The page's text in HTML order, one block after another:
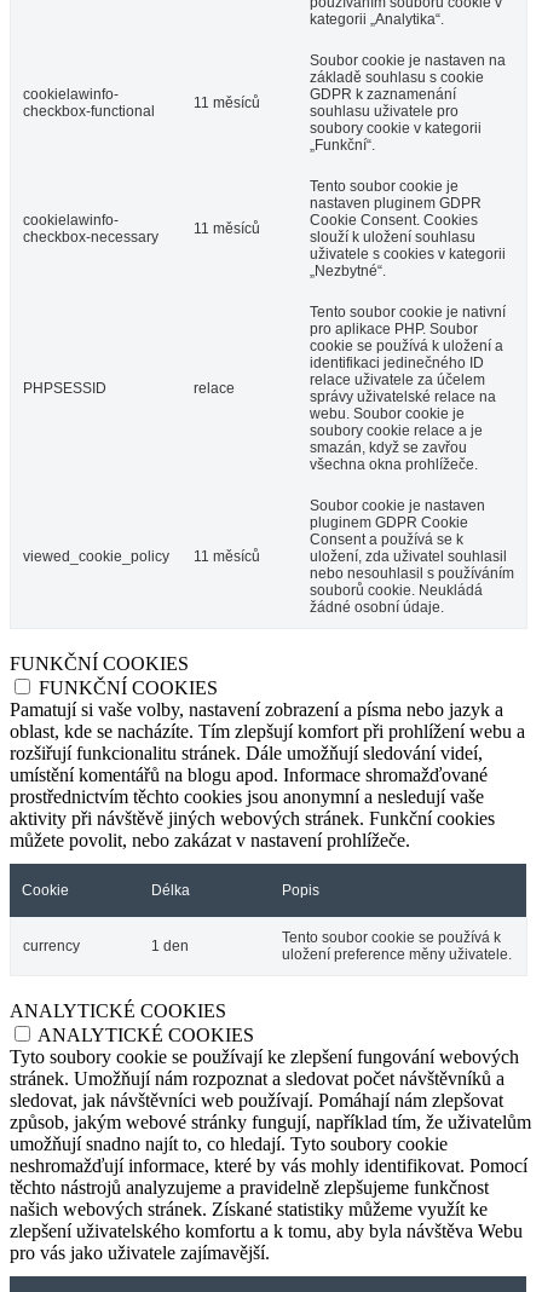
kategorii „Analytika“.
cookielawinfo-
checkbox-functional
11 měsíců
Soubor cookie je nastaven na
základě souhlasu s cookie
GDPR k zaznamenání
souhlasu uživatele pro
soubory cookie v kategorii
„Funkční“.
cookielawinfo-
checkbox-necessary
11 měsíců
Tento soubor cookie je
nastaven pluginem GDPR
Cookie Consent. Cookies
slouží k uložení souhlasu
uživatele s cookies v kategorii
„Nezbytné“.
PHPSESSID relace
Tento soubor cookie je nativní
pro aplikace PHP. Soubor
cookie se používá k uložení a
identifikaci jedinečného ID
relace uživatele za účelem
správy uživatelské relace na
webu. Soubor cookie je
soubory cookie relace a je
smazán, když se zavřou
všechna okna prohlížeče.
viewed_cookie_policy 11 měsíců
Soubor cookie je nastaven
pluginem GDPR Cookie
Consent a používá se k
uložení, zda uživatel souhlasil
nebo nesouhlasil s používáním
souborů cookie. Neukládá
žádné osobní údaje.
FUNKČNÍ COOKIES
FUNKČNÍ COOKIES
Pamatují si vaše volby, nastavení zobrazení a písma nebo jazyk a
oblast, kde se nacházíte. Tím zlepšují komfort při prohlížení webu a
rozšiřují funkcionalitu stránek. Dále umožňují sledování videí,
umístění komentářů na blogu apod. Informace shromažďované
prostřednictvím těchto cookies jsou anonymní a nesledují vaše
aktivity při návštěvě jiných webových stránek. Funkční cookies
můžete povolit, nebo zakázat v nastavení prohlížeče.
Cookie Délka Popis
currency 1 den
Tento soubor cookie se používá k
uložení preference měny uživatele.
ANALYTICKÉ COOKIES
ANALYTICKÉ COOKIES
Tyto soubory cookie se používají ke zlepšení fungování webových
stránek. Umožňují nám rozpoznat a sledovat počet návštěvníků a
sledovat, jak návštěvníci web používají. Pomáhají nám zlepšovat
způsob, jakým webové stránky fungují, například tím, že uživatelům
umožňují snadno najít to, co hledají. Tyto soubory cookie
neshromažďují informace, které by vás mohly identifikovat. Pomocí
těchto nástrojů analyzujeme a pravidelně zlepšujeme funkčnost
našich webových stránek. Získané statistiky můžeme využít ke
zlepšení uživatelského komfortu a k tomu, aby byla návštěva Webu
pro vás jako uživatele zajímavější.